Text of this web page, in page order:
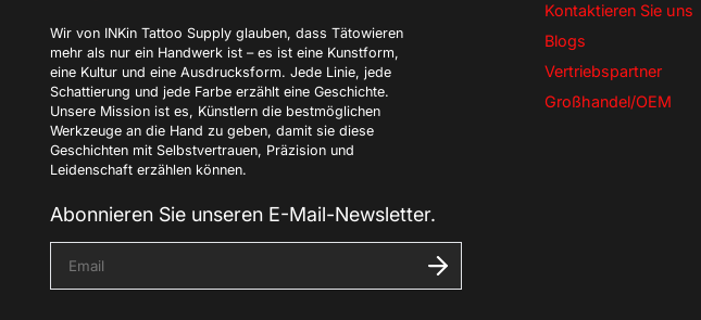
M
a
i
l
A
d
r
e
e
i
Wir von INKin Tattoo Supply glauben, dass Tätowieren
mehr als nur ein Handwerk ist – es ist eine Kunstform,
eine Kultur und eine Ausdrucksform. Jede Linie, jede
Schattierung und jede Farbe erzählt eine Geschichte.
Unsere Mission ist es, Künstlern die bestmöglichen
Werkzeuge an die Hand zu geben, damit sie diese
Geschichten mit Selbstvertrauen, Präzision und
Leidenschaft erzählen können.
Abonnieren Sie unseren E-Mail-Newsletter.
b
Kontaktieren Sie uns
Blogs
Vertriebspartner
Großhandel/OEM